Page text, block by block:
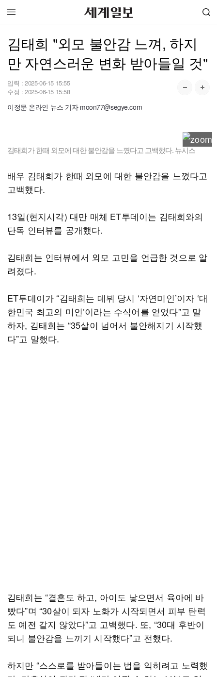
김태희 "외모 불안감 느껴, 하지
만 자연스러운 변화 받아들일 것"
입력 : 2025-06-15 15:55
수정 : 2025-06-15 15:58
이정문 온라인 뉴스 기자 moon77@segye.com
김태희가 한때 외모에 대한 불안감을 느꼈다고 고백했다. 뉴시스
배우 김태희가 한때 외모에 대한 불안감을 느꼈다고
고백했다.
13일(현지시각) 대만 매체 ET투데이는 김태희와의
단독 인터뷰를 공개했다.
김태희는 인터뷰에서 외모 고민을 언급한 것으로 알
려졌다.
ET투데이가 “김태희는 데뷔 당시 ‘자연미인’이자 ‘대
한민국 최고의 미인’이라는 수식어를 얻었다”고 말
하자, 김태희는 “35살이 넘어서 불안해지기 시작했
다”고 말했다.
김태희는 “결혼도 하고, 아이도 낳으면서 육아에 바
빴다”며 “30살이 되자 노화가 시작되면서 피부 탄력
도 예전 같지 않았다”고 고백했다. 또, “30대 후반이
되니 불안감을 느끼기 시작했다”고 전했다.
하지만 “스스로를 받아들이는 법을 익히려고 노력했